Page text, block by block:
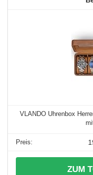
VLANDO Uhrenbox
ZUM